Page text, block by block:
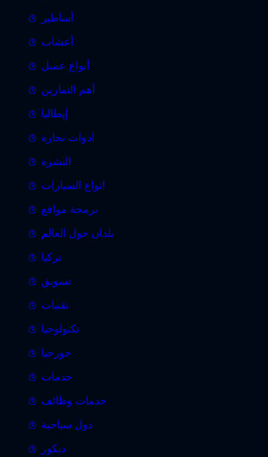
أساطير
أعشاب
أنواع عسل
أهم التمارين
إيطاليا
ادوات نجارة
البشرة
انواع السيارات
برمجة مواقع
بلدان حول العالم
تركيا
تسويق
تقنيات
تكنولوجيا
جورجيا
خدمات
خدمات وظائف
دول سياحية
ديكور